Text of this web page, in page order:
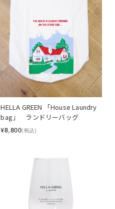
HELLA GREEN 「House Laundry
bag」　ランドリーバッグ
¥8,800(税込)